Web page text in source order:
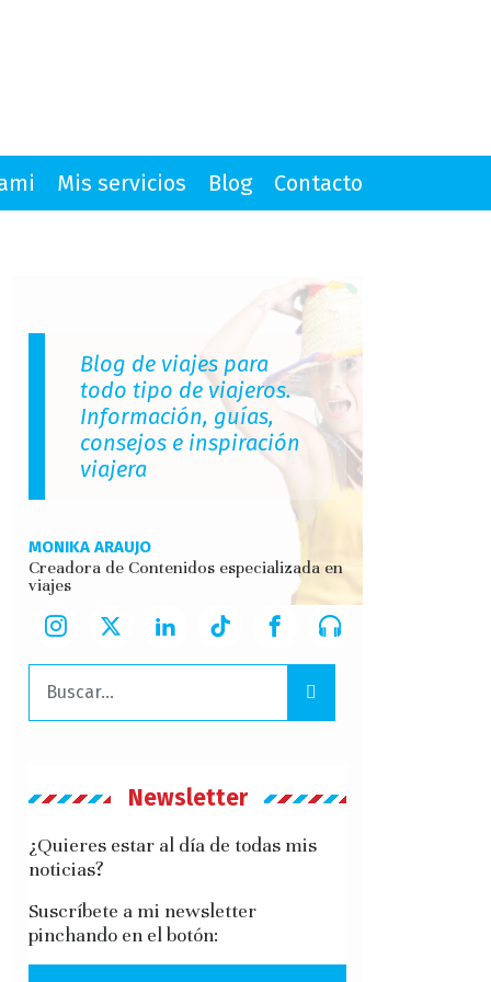
Mis servicios Blog Contacto
Blog de viajes para
todo tipo de viajeros.
Información, guías,
consejos e inspiración
viajera
MONIKA ARAUJO
Creadora de Contenidos especializada en
viajes
Buscar:
Newsletter
¿Quieres estar al día de todas mis
noticias?
Suscríbete a mi newsletter
pinchando en el botón: